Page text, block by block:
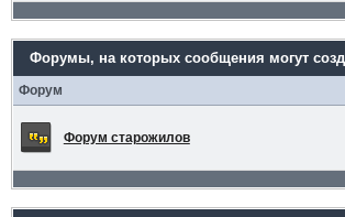
Форумы, на которых сообщения могут
Форум
Форум старожилов